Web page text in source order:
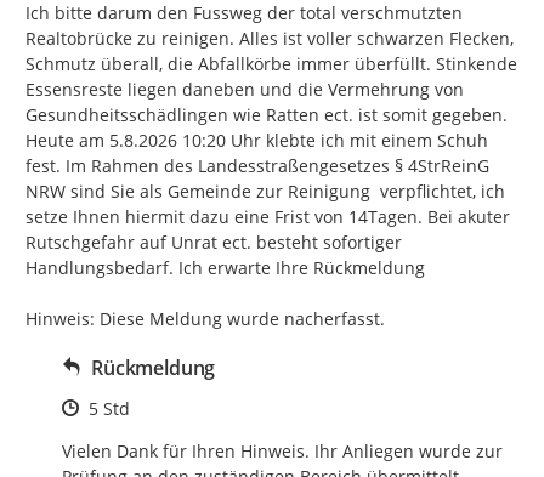
Ich bitte darum den Fussweg der total verschmutzten
Realtobrücke zu reinigen. Alles ist voller schwarzen Flecken,
Schmutz überall, die Abfallkörbe immer überfüllt. Stinkende
Essensreste liegen daneben und die Vermehrung von
Gesundheitsschädlingen wie Ratten ect. ist somit gegeben.
Heute am 5.8.2026 10:20 Uhr klebte ich mit einem Schuh
fest. Im Rahmen des Landesstraßengesetzes § 4StrReinG
NRW sind Sie als Gemeinde zur Reinigung  verpflichtet, ich
setze Ihnen hiermit dazu eine Frist von 14Tagen. Bei akuter
Rutschgefahr auf Unrat ect. besteht sofortiger
Handlungsbedarf. Ich erwarte Ihre Rückmeldung
Hinweis: Diese Meldung wurde nacherfasst.
Rückmeldung
Zeitpunkt des Erstellens
5 Std
Vielen Dank für Ihren Hinweis. Ihr Anliegen wurde zur